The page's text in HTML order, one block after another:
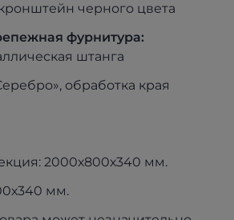
черного цвета
фурнитура:
штанга
обработка края
2000х800х340 мм.
мм.